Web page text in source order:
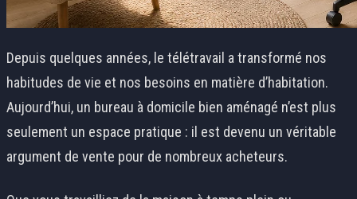
Depuis quelques années, le télétravail a transformé nos
habitudes de vie et nos besoins en matière d’habitation.
Aujourd’hui, un bureau à domicile bien aménagé n’est plus
seulement un espace pratique : il est devenu un véritable
argument de vente pour de nombreux acheteurs.